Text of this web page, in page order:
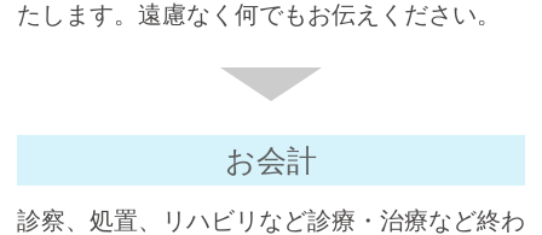
たします。遠慮なく何でもお伝えください。
お会計
診察、処置、リハビリなど診療・治療など終わ